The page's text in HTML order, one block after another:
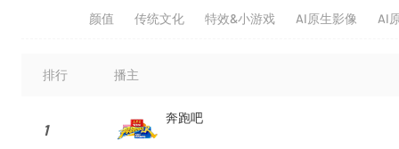
颜值
传统文化 特效&小游戏 AI原生影像 AI
排行 播主
1
奔跑吧